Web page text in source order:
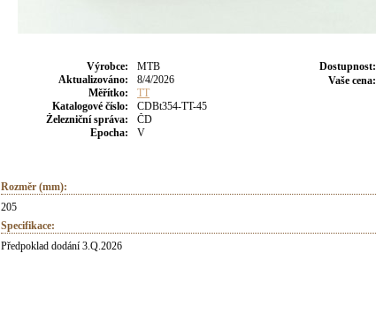
Výrobce:
MTB
Aktualizováno:
8/4/2026
Měřítko:
TT
Katalogové číslo:
CDBt354-TT-45
Železniční správa:
ČD
Epocha:
V
Dostupnost:
Vaše cena:
Rozměr (mm):
205
Specifikace:
Předpoklad dodání 3.Q.2026